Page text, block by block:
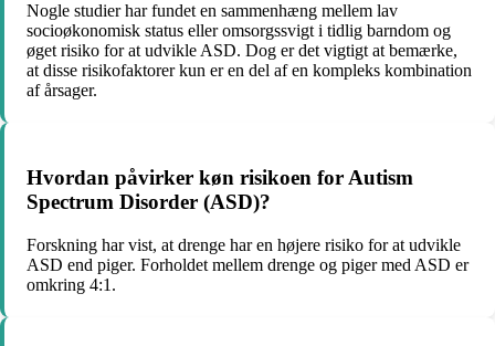
Nogle studier har fundet en sammenhæng mellem lav
socioøkonomisk status eller omsorgssvigt i tidlig barndom og
øget risiko for at udvikle ASD. Dog er det vigtigt at bemærke,
at disse risikofaktorer kun er en del af en kompleks kombination
af årsager.
Hvordan påvirker køn risikoen for Autism
Spectrum Disorder (ASD)?
Forskning har vist, at drenge har en højere risiko for at udvikle
ASD end piger. Forholdet mellem drenge og piger med ASD er
omkring 4:1.